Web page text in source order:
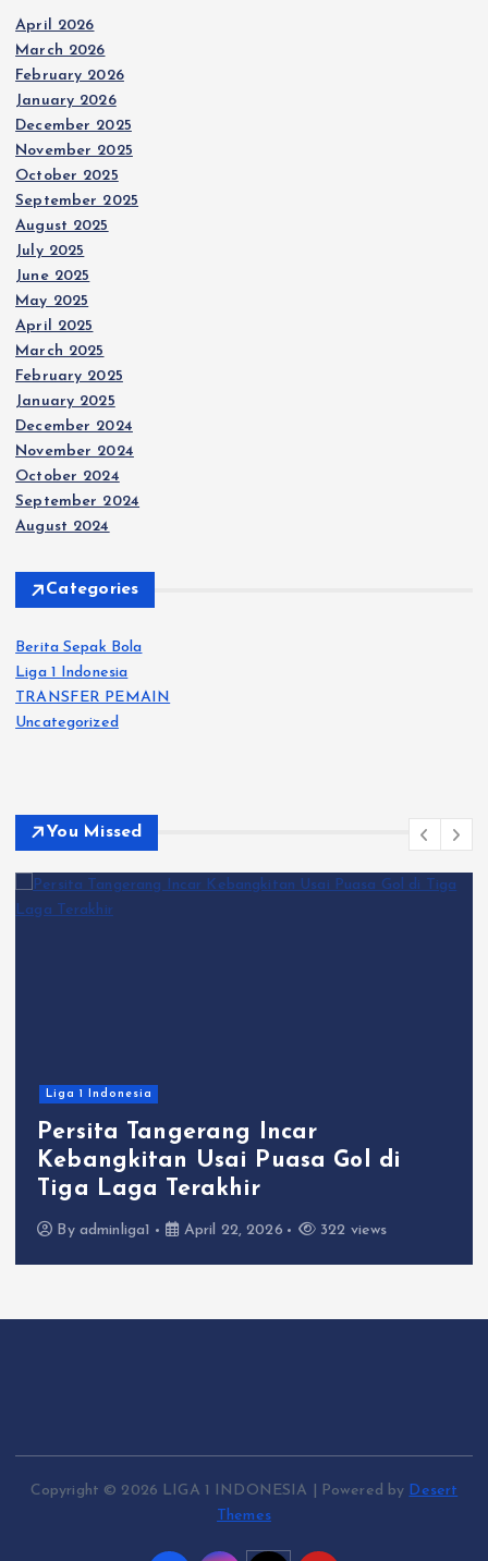
April 2026
March 2026
February 2026
January 2026
December 2025
November 2025
October 2025
September 2025
August 2025
July 2025
June 2025
May 2025
April 2025
March 2025
February 2025
January 2025
December 2024
November 2024
October 2024
September 2024
August 2024
Categories
Berita Sepak Bola
Liga 1 Indonesia
TRANSFER PEMAIN
Uncategorized
You Missed
Liga 1 Indonesia
Persita Tangerang Incar
Kebangkitan Usai Puasa Gol di
Tiga Laga Terakhir
By adminliga1 April 22, 2026 322 views
Copyright © 2026 LIGA 1 INDONESIA | Powered by Desert
Themes